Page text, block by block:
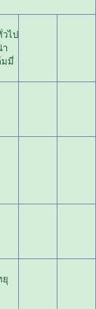
วไป
มมี่
ยุ